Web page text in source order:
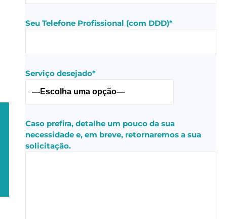
Seu Telefone Profissional (com DDD)*
Serviço desejado*
Caso prefira, detalhe um pouco da sua
necessidade e, em breve, retornaremos a sua
solicitação.